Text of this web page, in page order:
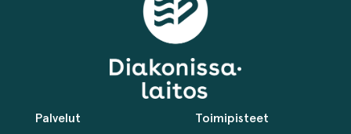
Palvelut Toimipisteet